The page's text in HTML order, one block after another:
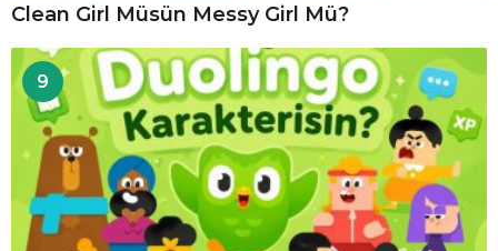
Clean Girl Müsün Messy Girl Mü?
9